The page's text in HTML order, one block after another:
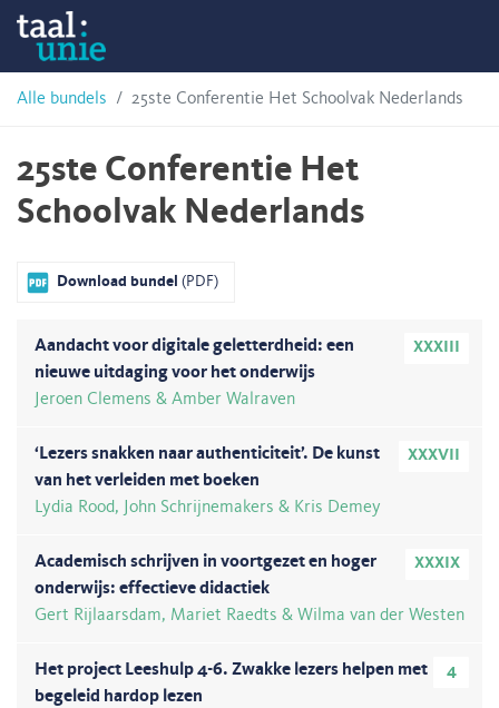
Skip
content
Alle bundels 25ste Conferentie Het Schoolvak Nederlands
25ste Conferentie Het
Schoolvak Nederlands
Download bundel (PDF)
XXXIII
Aandacht voor digitale geletterdheid: een
nieuwe uitdaging voor het onderwijs
Jeroen Clemens & Amber Walraven
XXXVII
‘Lezers snakken naar authenticiteit’. De kunst
van het verleiden met boeken
Lydia Rood, John Schrijnemakers & Kris Demey
XXXIX
Academisch schrijven in voortgezet en hoger
onderwijs: effectieve didactiek
Gert Rijlaarsdam, Mariet Raedts & Wilma van der Westen
4
Het project Leeshulp 4-6. Zwakke lezers helpen met
begeleid hardop lezen